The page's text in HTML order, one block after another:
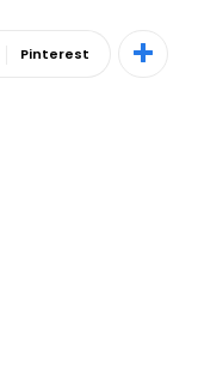
Pinterest